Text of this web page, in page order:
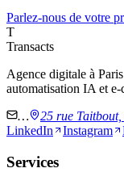
Parlez-nous de votre
T
Transacts
Agence digitale à
automatisation IA et
…
25 rue
LinkedIn
Instagram
Services